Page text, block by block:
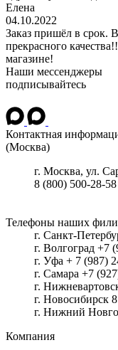
Елена
04.10.2022
Заказ пришёл в срок.
прекрасного
магазине!
Наши мессенджеры
подписывайтесь
Контактная
(Москва)
г. Москва, ул.
8 (800) 500-28-58
Телефоны наших
г. Санкт-
г. Волгоград +7
г. Уфа + 7 (987)
г. Самара +7
г.
г. Новосибирск
г. Нижний
Компания